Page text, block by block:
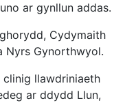
ar gynllun addas.
Cydymaith
Nyrs Gynorthwyol.
llawdriniaeth
ar ddydd Llun,